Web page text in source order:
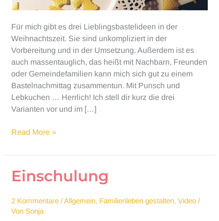
Für mich gibt es drei Lieblingsbastelideen in der
Weihnachtszeit. Sie sind unkompliziert in der
Vorbereitung und in der Umsetzung. Außerdem ist es
auch massentauglich, das heißt mit Nachbarn, Freunden
oder Gemeindefamilien kann mich sich gut zu einem
Bastelnachmittag zusammentun. Mit Punsch und
Lebkuchen … Herrlich! Ich stell dir kurz die drei
Varianten vor und im […]
Super
Bastelideen
die
Read More »
Einschulung
2 Kommentare /Allgemein, Familienleben gestalten,Video /
VonSonja